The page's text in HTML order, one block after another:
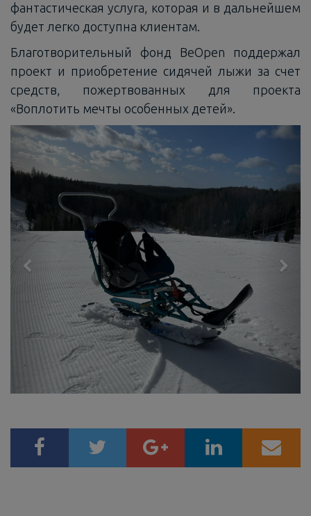
фантастическая услуга, которая и в дальнейшем
будет легко доступна клиентам.
Благотворительный фонд BeOpen поддержал
проект и приобретение сидячей лыжи за счет
средств, пожертвованных для проекта
«Воплотить мечты особенных детей».